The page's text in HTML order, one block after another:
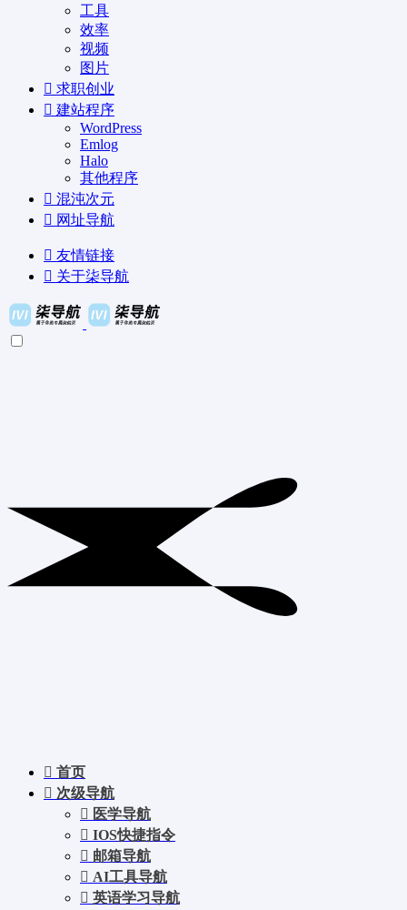
工具
效率
视频
图片
求职创业
建站程序
WordPress
Emlog
Halo
其他程序
混沌次元
网址导航
友情链接
关于柒导航
首页
次级导航
医学导航
IOS快捷指令
邮箱导航
AI工具导航
英语学习导航